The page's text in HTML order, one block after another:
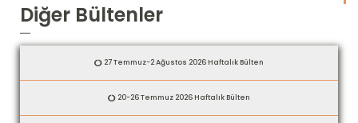
Diğer Bültenler
27 Temmuz-2 Ağustos 2026 Haftalık Bülten
20-26 Temmuz 2026 Haftalık Bülten